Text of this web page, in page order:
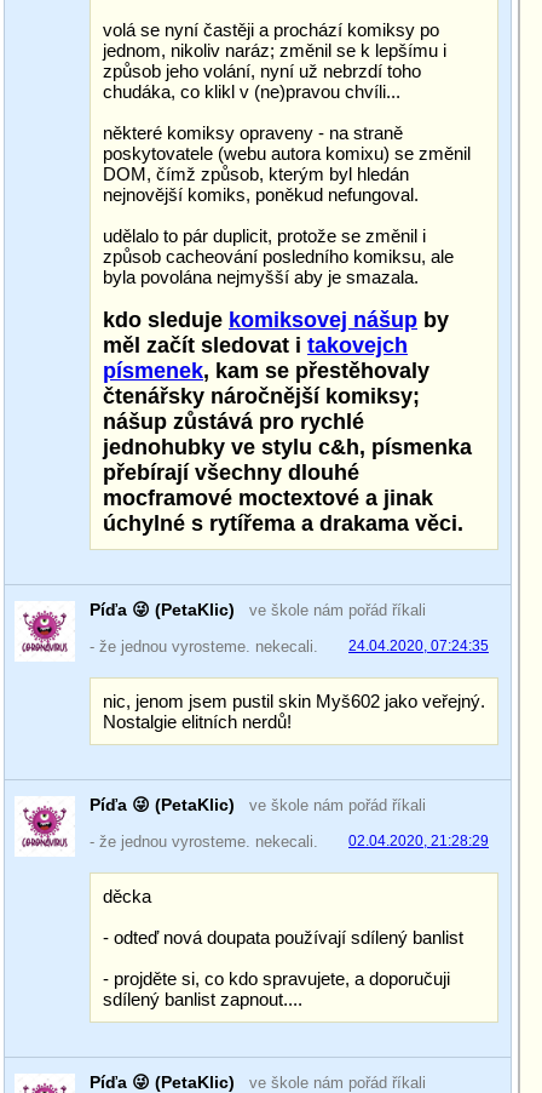
volá se nyní častěji a prochází komiksy po
jednom, nikoliv naráz; změnil se k lepšímu i
způsob jeho volání, nyní už nebrzdí toho
chudáka, co klikl v (ne)pravou chvíli...
některé komiksy opraveny - na straně
poskytovatele (webu autora komixu) se změnil
DOM, čímž způsob, kterým byl hledán
nejnovější komiks, poněkud nefungoval.
udělalo to pár duplicit, protože se změnil i
způsob cacheování posledního komiksu, ale
byla povolána nejmyšší aby je smazala.
kdo sleduje komiksovej nášup by
měl začít sledovat i takovejch
písmenek, kam se přestěhovaly
čtenářsky náročnější komiksy;
nášup zůstává pro rychlé
jednohubky ve stylu c&h, písmenka
přebírají všechny dlouhé
mocframové moctextové a jinak
úchylné s rytířema a drakama věci.
Píďa 😜 (PetaKlic)
ve škole nám pořád říkali
- že jednou vyrosteme. nekecali.
24.04.2020, 07:24:35
nic, jenom jsem pustil skin Myš602 jako veřejný.
Nostalgie elitních nerdů!
Píďa 😜 (PetaKlic)
ve škole nám pořád říkali
- že jednou vyrosteme. nekecali.
02.04.2020, 21:28:29
děcka
- odteď nová doupata používají sdílený banlist
- projděte si, co kdo spravujete, a doporučuji
sdílený banlist zapnout....
Píďa 😜 (PetaKlic) ve škole nám pořád říkali